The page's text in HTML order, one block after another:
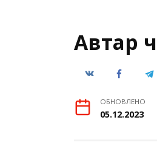
Автар
ОБНОВЛЕНО
05.12.2023